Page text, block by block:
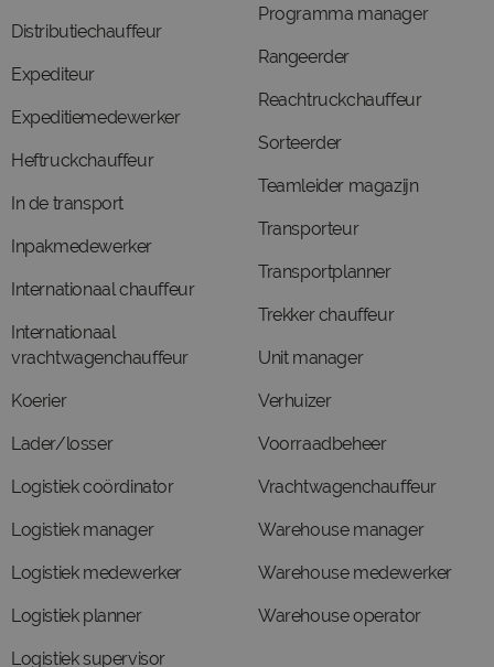
Distributiechauffeur
Expediteur
Expeditiemedewerker
Heftruckchauffeur
In de transport
Inpakmedewerker
Internationaal chauffeur
Internationaal
vrachtwagenchauffeur
Koerier
Lader/losser
Logistiek coördinator
Logistiek manager
Logistiek medewerker
Logistiek planner
Logistiek supervisor
Programma manager
Rangeerder
Reachtruckchauffeur
Sorteerder
Teamleider magazijn
Transporteur
Transportplanner
Trekker chauffeur
Unit manager
Verhuizer
Voorraadbeheer
Vrachtwagenchauffeur
Warehouse manager
Warehouse medewerker
Warehouse operator